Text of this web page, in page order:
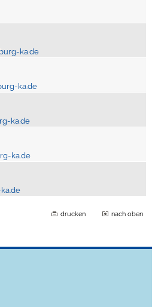
ka.de
ka.de
ka.de
ka.de
drucken nach oben